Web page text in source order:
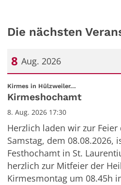
Die nächsten
8 Aug. 2026
Datum: 8. August 2026
Kirmes in Hülzweiler...
Kirmeshochamt
8. Aug. 2026 17:30
Herzlich laden wir zur
Samstag, dem 08.08.2026,
Festhochamt in St.
herzlich zur Mitfeier der
Kirmesmontag um 08.45h